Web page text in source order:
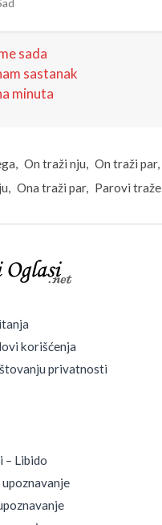
sada
sastanak
minuta
On traži nju On traži par
Ona traži par Parovi traže
korišćenja
privatnosti
– Libido